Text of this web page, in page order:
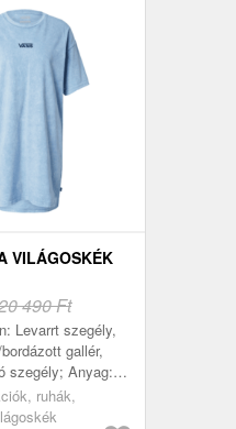
VILÁGOSKÉK
490 Ft
Levarrt szegély,
gallér,
szegély; Anyag:
Kereknyakú
Logó nyomtatás;
ruhák,